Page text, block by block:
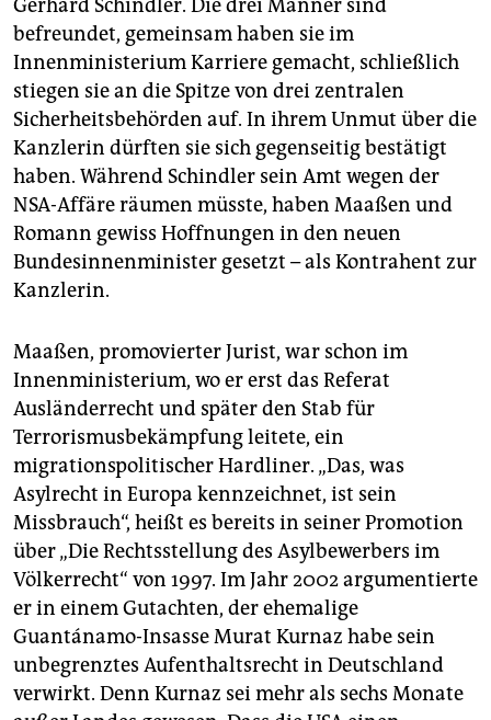
Gerhard Schindler. Die drei Männer sind
befreundet, gemeinsam haben sie im
Innenministerium Karriere gemacht, schließlich
stiegen sie an die Spitze von drei zentralen
Sicherheitsbehörden auf. In ihrem Unmut über die
Kanzlerin dürften sie sich gegenseitig bestätigt
haben. Während Schindler sein Amt wegen der
NSA-Affäre räumen müsste, haben Maaßen und
Romann gewiss Hoffnungen in den neuen
Bundesinnenminister gesetzt – als Kontrahent zur
Kanzlerin.
Maaßen, promovierter Jurist, war schon im
Innenministerium, wo er erst das Referat
Ausländerrecht und später den Stab für
Terrorismusbekämpfung leitete, ein
migrationspolitischer Hardliner. „Das, was
Asylrecht in Europa kennzeichnet, ist sein
Missbrauch“, heißt es bereits in seiner Promotion
über „Die Rechtsstellung des Asylbewerbers im
Völkerrecht“ von 1997. Im Jahr 2002 argumentierte
er in einem Gutachten, der ehemalige
Guantánamo-Insasse Murat Kurnaz habe sein
unbegrenztes Aufenthaltsrecht in Deutschland
verwirkt. Denn Kurnaz sei mehr als sechs Monate